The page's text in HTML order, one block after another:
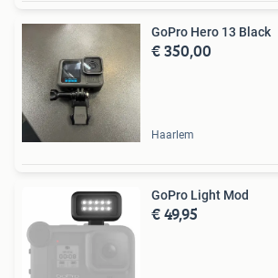
GoPro Hero 13 Black
€ 350,00
Haarlem
GoPro Light Mod
€ 49,95